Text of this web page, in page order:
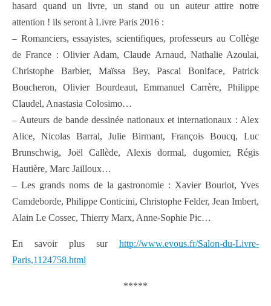
hasard quand un livre, un stand ou un auteur attire notre
attention ! ils seront à Livre Paris 2016 :
– Romanciers, essayistes, scientifiques, professeurs au Collège
de France : Olivier Adam, Claude Arnaud, Nathalie Azoulai,
Christophe Barbier, Maïssa Bey, Pascal Boniface, Patrick
Boucheron, Olivier Bourdeaut, Emmanuel Carrère, Philippe
Claudel, Anastasia Colosimo…
– Auteurs de bande dessinée nationaux et internationaux : Alex
Alice, Nicolas Barral, Julie Birmant, François Boucq, Luc
Brunschwig, Joël Callède, Alexis dormal, dugomier, Régis
Hautière, Marc Jailloux…
– Les grands noms de la gastronomie : Xavier Bouriot, Yves
Camdeborde, Philippe Conticini, Christophe Felder, Jean Imbert,
Alain Le Cossec, Thierry Marx, Anne-Sophie Pic…
En savoir plus sur http://www.evous.fr/Salon-du-Livre-
Paris,1124758.html
*****